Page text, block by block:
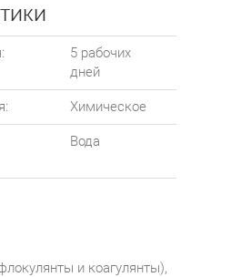
5 рабочих
дней
Химическое
Вода
и коагулянты),